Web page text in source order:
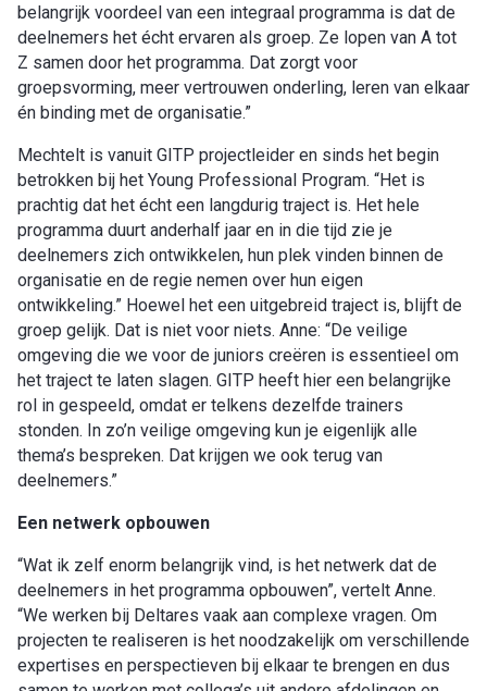
belangrijk voordeel van een integraal programma is dat de
deelnemers het écht ervaren als groep. Ze lopen van A tot
Z samen door het programma. Dat zorgt voor
groepsvorming, meer vertrouwen onderling, leren van elkaar
én binding met de organisatie.”
Mechtelt is vanuit GITP projectleider en sinds het begin
betrokken bij het Young Professional Program. “Het is
prachtig dat het écht een langdurig traject is. Het hele
programma duurt anderhalf jaar en in die tijd zie je
deelnemers zich ontwikkelen, hun plek vinden binnen de
organisatie en de regie nemen over hun eigen
ontwikkeling.” Hoewel het een uitgebreid traject is, blijft de
groep gelijk. Dat is niet voor niets. Anne: “De veilige
omgeving die we voor de juniors creëren is essentieel om
het traject te laten slagen. GITP heeft hier een belangrijke
rol in gespeeld, omdat er telkens dezelfde trainers
stonden. In zo’n veilige omgeving kun je eigenlijk alle
thema’s bespreken. Dat krijgen we ook terug van
deelnemers.”
Een netwerk opbouwen
“Wat ik zelf enorm belangrijk vind, is het netwerk dat de
deelnemers in het programma opbouwen”, vertelt Anne.
“We werken bij Deltares vaak aan complexe vragen. Om
projecten te realiseren is het noodzakelijk om verschillende
expertises en perspectieven bij elkaar te brengen en dus